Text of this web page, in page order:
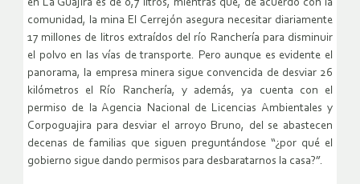
en La Guajira es de 0,7 litros, mientras que, de acuerdo con la
comunidad, la mina El Cerrejón asegura necesitar diariamente
17 millones de litros extraídos del río Ranchería para disminuir
el polvo en las vías de transporte. Pero aunque es evidente el
panorama, la empresa minera sigue convencida de desviar 26
kilómetros el Río Ranchería, y además, ya cuenta con el
permiso de la Agencia Nacional de Licencias Ambientales y
Corpoguajira para desviar el arroyo Bruno, del se abastecen
decenas de familias que siguen preguntándose “¿por qué el
gobierno sigue dando permisos para desbaratarnos la casa?”.